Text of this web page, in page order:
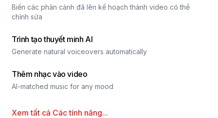
Biến các phân cảnh đã lên kế hoạch thành video có thể
chỉnh sửa
Trình tạo thuyết minh AI
Generate natural voiceovers automatically
Thêm nhạc vào video
AI-matched music for any mood
Xem tất cả Các tính năng...